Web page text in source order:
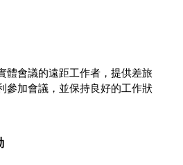
體會議的遠距工作者，提供差旅
參加會議，並保持良好的工作狀